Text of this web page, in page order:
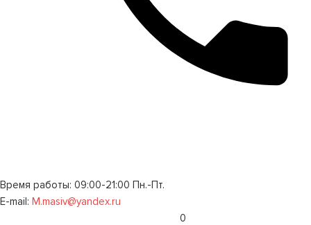
Время работы: 09:00-21:00 Пн.-Пт.
E-mail: M.masiv@yandex.ru
0